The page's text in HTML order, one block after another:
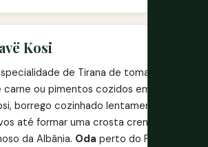
Kosi
de Tirana de tomate,
ou pimentos cozidos em panela
borrego cozinhado lentamente
até formar uma crosta cremosa, é
da Albânia. Oda perto do Pazari i